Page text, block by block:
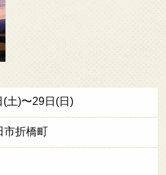
土)〜29日(日)
市折橋町